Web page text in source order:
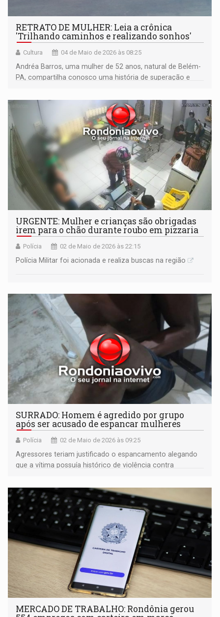
RETRATO DE MULHER: Leia a crônica
'Trilhando caminhos e realizando sonhos'
Cultura 04 de Maio de 2026 às 08:25
Andréa Barros, uma mulher de 52 anos, natural de Belém-
PA, compartilha conosco uma história de superação e
URGENTE: Mulher e crianças são obrigadas
irem para o chão durante roubo em pizzaria
Polícia 02 de Maio de 2026 às 22:15
Polícia Militar foi acionada e realiza buscas na região
SURRADO: Homem é agredido por grupo
após ser acusado de espancar mulheres
Polícia 02 de Maio de 2026 às 09:25
Agressores teriam justificado o espancamento alegando
que a vítima possuía histórico de violência contra
MERCADO DE TRABALHO: Rondônia gerou